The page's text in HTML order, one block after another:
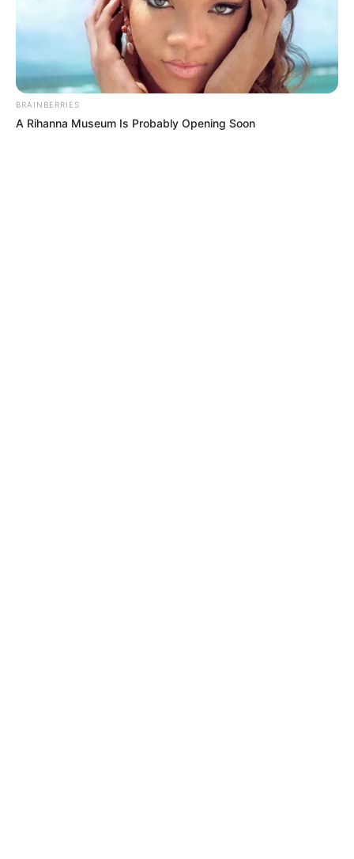
MANTÉNGASE EN ALERTA
Tenemos todas las noticias que le
interesan. Para estar bien informado, por
favor, active las notificaciones de Alerta.
BRAINBERRIES
A Rihanna Museum Is Probably Opening Soon